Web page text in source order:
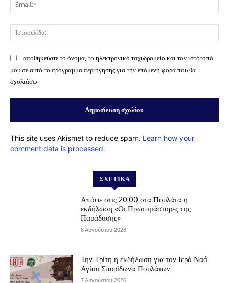
αποθηκεύστε το όνομα, το ηλεκτρονικό ταχυδρομείο και τον ιστότοπό
μου σε αυτό το πρόγραμμα περιήγησης για την επόμενη φορά που θα
σχολιάσω.
This site uses Akismet to reduce spam. Learn how your
comment data is processed.
ΣΧΕΤΙΚΆ
Απόψε στις 20:00 στα Πουλάτα η
εκδήλωση «Οι Πρωτομάστορες της
Παράδοσης»
8 Αυγούστου 2026
Την Τρίτη η εκδήλωση για τον Ιερό Ναό
Αγίου Σπυρίδωνα Πουλάτων
7 Αυγούστου 2026